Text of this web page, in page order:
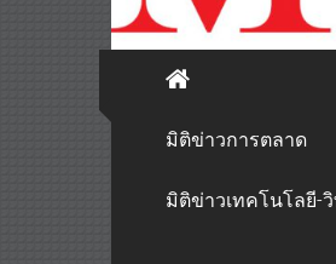
มุม
เศรษฐกิจ-
การเมือง-
สังคม
มิติข่าวการตลาด
มิติข่าวเทคโนโลยี-